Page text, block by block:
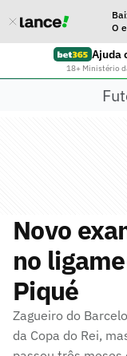
O
Ajuda
18+ Ministério
Novo
no
Piqué
Zagueiro do
da Copa do Rei,